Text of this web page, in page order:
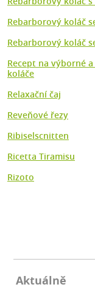
Rebarborový koláč
Rebarborový koláč
Recept na výborné
koláče
Relaxační čaj
Reveňové řezy
Ribiselscnitten
Ricetta Tiramisu
Rizoto
Aktuálně